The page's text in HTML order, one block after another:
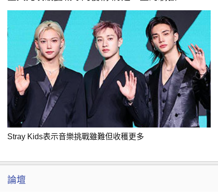
Stray Kids表示音樂挑戰雖難但收穫更多
論壇